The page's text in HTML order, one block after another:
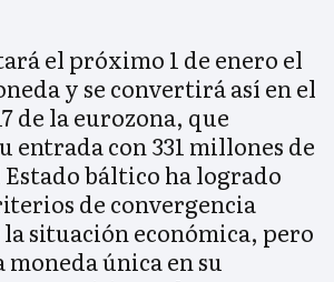
el próximo 1 de enero el
y se convertirá así en el
de la eurozona, que
entrada con 331 millones de
báltico ha logrado
de convergencia
situación económica, pero
moneda única en su